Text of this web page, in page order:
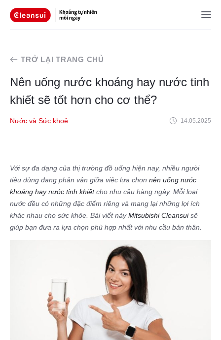
TRỞ LẠI TRANG CHỦ
Nên uống nước khoáng hay nước tinh
khiết sẽ tốt hơn cho cơ thể?
Nước và Sức khoẻ 14.05.2025
Với sự đa dạng của thị trường đồ uống hiện nay, nhiều người
tiêu dùng đang phân vân giữa việc lựa chọn nên uống nước
khoáng hay nước tinh khiếtcho nhu cầu hàng ngày. Mỗi loại
nước đều có những đặc điểm riêng và mang lại những lợi ích
khác nhau cho sức khỏe. Bài viết nàyMitsubishi Cleansuisẽ
giúp bạn đưa ra lựa chọn phù hợp nhất với nhu cầu bản thân.